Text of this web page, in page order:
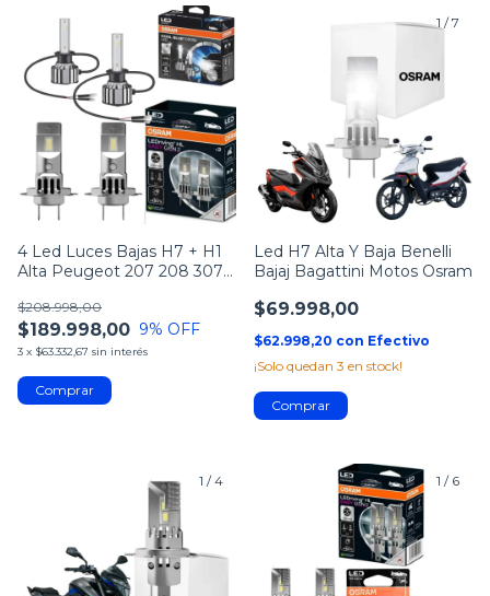
1/4
4 Led Luces Bajas H7 + H1
Alta Peugeot 207 208 307
$189.998,00
$208.998,00
9% OFF
3 x $63.332,67 sin interés
1 /7
Led H7 Alta Y Baja Benelli
Bajaj Bagattini Motos Osram
$69.998,00
$62.998,20 con Efectivo
¡Solo quedan 3 en stock!
1 /4 1 / 6